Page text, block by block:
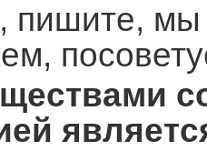
пишите, мы